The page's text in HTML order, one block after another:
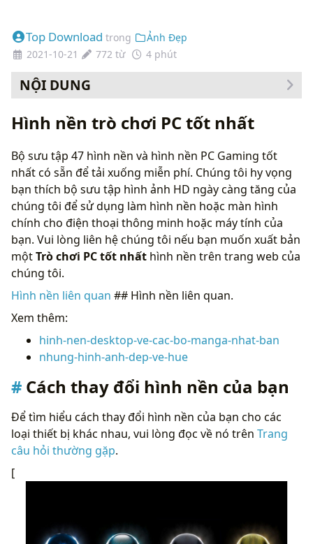
Top Download trong
Ảnh Đẹp
2021-10-21
772 từ 4 phút
NỘI DUNG
Hình nền trò chơi PC tốt nhất
Bộ sưu tập 47 hình nền và hình nền PC Gaming tốt
nhất có sẵn để tải xuống miễn phí. Chúng tôi hy vọng
bạn thích bộ sưu tập hình ảnh HD ngày càng tăng của
chúng tôi để sử dụng làm hình nền hoặc màn hình
chính cho điện thoại thông minh hoặc máy tính của
bạn. Vui lòng liên hệ chúng tôi nếu bạn muốn xuất bản
mộtTrò chơi PC tốt nhất hình nền trên trang web của
chúng tôi.
Hình nền liên quan ## Hình nền liên quan.
Xem thêm:
hinh-nen-desktop-ve-cac-bo-manga-nhat-ban
nhung-hinh-anh-dep-ve-hue
Cách thay đổi hình nền của bạn
Để tìm hiểu cách thay đổi hình nền của bạn cho các
loại thiết bị khác nhau, vui lòng đọc về nó trên Trang
câu hỏi thường gặp.
[